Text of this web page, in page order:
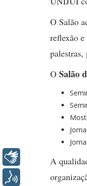
O Salão
reflexão
palestras,
O Salão
A